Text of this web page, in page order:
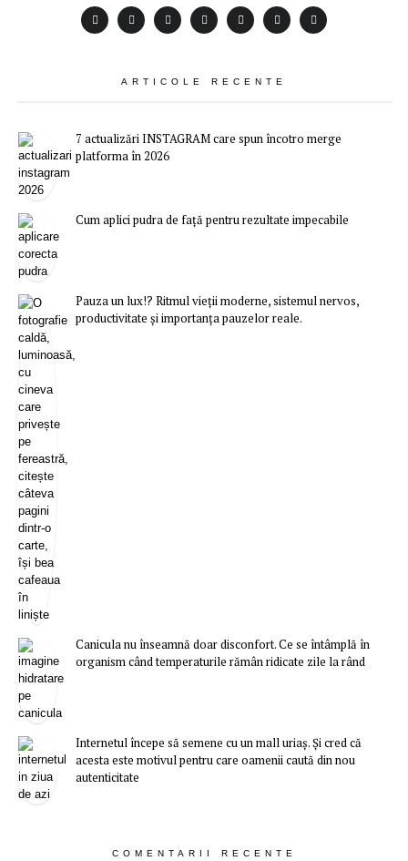
ARTICOLE RECENTE
7 actualizări INSTAGRAM care spun încotro merge
platforma în 2026
Cum aplici pudra de față pentru rezultate impecabile
Pauza un lux!? Ritmul vieții moderne, sistemul nervos,
productivitate și importanța pauzelor reale.
Canicula nu înseamnă doar disconfort. Ce se întâmplă în
organism când temperaturile rămân ridicate zile la rând
Internetul începe să semene cu un mall uriaș. Și cred că
acesta este motivul pentru care oamenii caută din nou
autenticitate
COMENTARII RECENTE